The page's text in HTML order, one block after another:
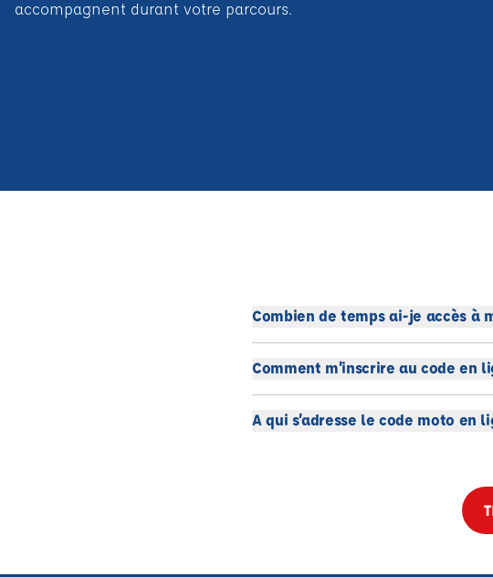
accompagnent durant votre parcours.
Combien de temps ai-je accès à
Comment m’inscrire au code en
A qui s’adresse le code moto en